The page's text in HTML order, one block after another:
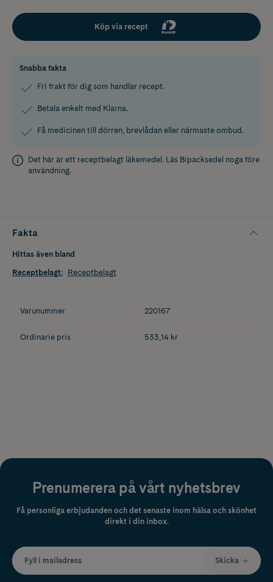
Köp via recept
Snabba fakta
Fri frakt för dig som handlar recept.
Betala enkelt med Klarna.
Få medicinen till dörren, brevlådan eller närmaste ombud.
Det här är ett receptbelagt läkemedel. Läs Bipacksedel noga före
användning.
Fakta
Hittas även bland
Receptbelagt: Receptbelagt
Varunummer 220167
Ordinarie pris 533,14 kr
Prenumerera på vårt nyhetsbrev
Få personliga erbjudanden och det senaste inom hälsa och skönhet
direkt i din inbox.
Fyll i mailadress Skicka